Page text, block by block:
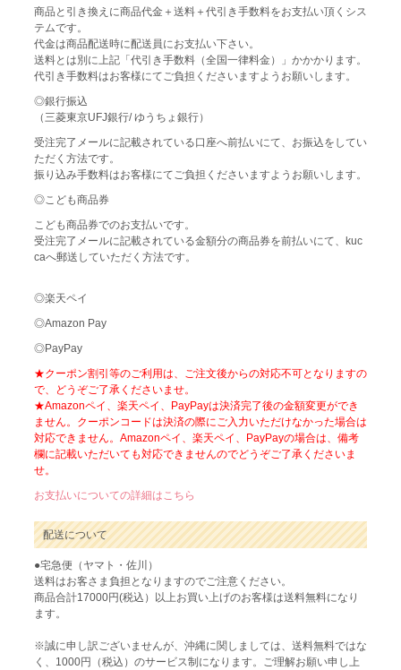
商品と引き換えに商品代金＋送料＋代引き手数料をお支払い頂くシス
テムです。
代金は商品配送時に配送員にお支払い下さい。
送料とは別に上記「代引き手数料（全国一律料金）」かかかります。
代引き手数料はお客様にてご負担くださいますようお願いします。
◎銀行振込
（三菱東京UFJ銀行/ ゆうちょ銀行）
受注完了メールに記載されている口座へ前払いにて、お振込をしてい
ただく方法です。
振り込み手数料はお客様にてご負担くださいますようお願いします。
◎こども商品券
こども商品券でのお支払いです。
受注完了メールに記載されている金額分の商品券を前払いにて、kuc
caへ郵送していただく方法です。
◎楽天ペイ
◎Amazon Pay
◎PayPay
★クーポン割引等のご利用は、ご注文後からの対応不可となりますの
で、どうぞご了承くださいませ。
★Amazonペイ、楽天ペイ、PayPayは決済完了後の金額変更ができ
ません。クーポンコードは決済の際にご入力いただけなかった場合は
対応できません。Amazonペイ、楽天ペイ、PayPayの場合は、備考
欄に記載いただいても対応できませんのでどうぞご了承くださいま
せ。
お支払いについての詳細はこちら
配送について
●宅急便（ヤマト・佐川）
送料はお客さま負担となりますのでご注意ください。
商品合計17000円(税込）以上お買い上げのお客様は送料無料になり
ます。
※誠に申し訳ございませんが、沖縄に関しましては、送料無料ではな
く、1000円（税込）のサービス制になります。ご理解お願い申し上